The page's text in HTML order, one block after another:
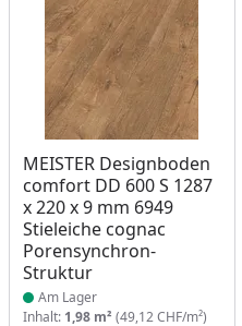
MEISTER Designboden
comfort DD 600 S 1287
x 220 x 9 mm 6949
Stieleiche cognac
Porensynchron-
Struktur
Produkt am Lager
Am Lager
Inhalt: 1,98 m² (49,12 CHF/m²)